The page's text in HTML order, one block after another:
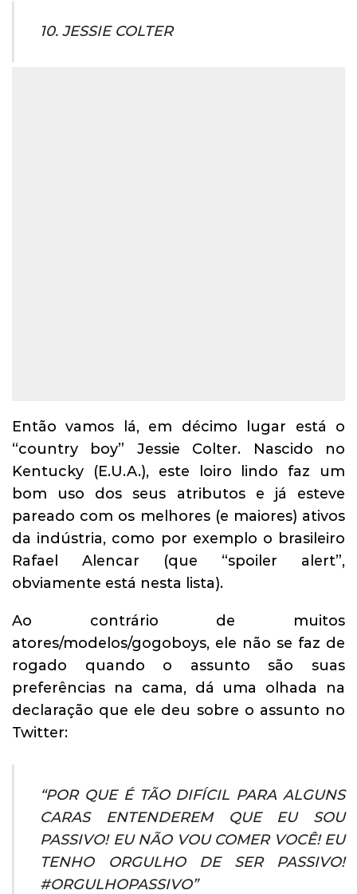
10. JESSIE COLTER
Então vamos lá, em décimo lugar está o
“country boy” Jessie Colter. Nascido no
Kentucky (E.U.A.), este loiro lindo faz um
bom uso dos seus atributos e já esteve
pareado com os melhores (e maiores) ativos
da indústria, como por exemplo o brasileiro
Rafael Alencar (que “spoiler alert”,
obviamente está nesta lista).
Ao contrário de muitos
atores/modelos/gogoboys, ele não se faz de
rogado quando o assunto são suas
preferências na cama, dá uma olhada na
declaração que ele deu sobre o assunto no
Twitter:
“POR QUE É TÃO DIFÍCIL PARA ALGUNS
CARAS ENTENDEREM QUE EU SOU
PASSIVO! EU NÃO VOU COMER VOCÊ! EU
TENHO ORGULHO DE SER PASSIVO!
#ORGULHOPASSIVO”